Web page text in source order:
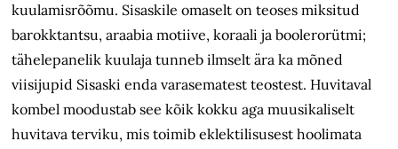
kuulamisrõõmu. Sisaskile omaselt on teoses miksitud
barokktantsu, araabia motiive, koraali ja boolerorütmi;
tähelepanelik kuulaja tunneb ilmselt ära ka mõned
viisijupid Sisaski enda varasematest teostest. Huvitaval
kombel moodustab see kõik kokku aga muusikaliselt
huvitava terviku, mis toimib eklektilisusest hoolimata